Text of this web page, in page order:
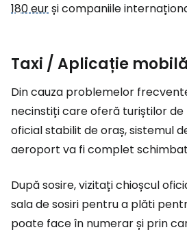
180 eurși companiile
Taxi / Aplicație mobilă
Din cauza problemelor
necinstiți care oferă turiștilor
oficial stabilit de oraș, sistemul
aeroport va fi complet
După sosire, vizitați chioșcul
sala de sosiri pentru a plăti
poate face în numerar și prin